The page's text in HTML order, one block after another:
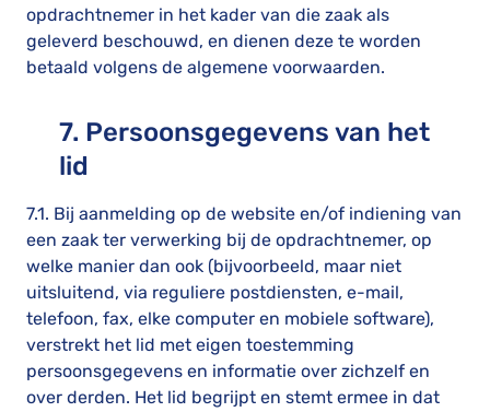
opdrachtnemer in het kader van die zaak als
geleverd beschouwd, en dienen deze te worden
betaald volgens de algemene voorwaarden.
7. Persoonsgegevens van het
lid
7.1. Bij aanmelding op de website en/of indiening van
een zaak ter verwerking bij de opdrachtnemer, op
welke manier dan ook (bijvoorbeeld, maar niet
uitsluitend, via reguliere postdiensten, e-mail,
telefoon, fax, elke computer en mobiele software),
verstrekt het lid met eigen toestemming
persoonsgegevens en informatie over zichzelf en
over derden. Het lid begrijpt en stemt ermee in dat